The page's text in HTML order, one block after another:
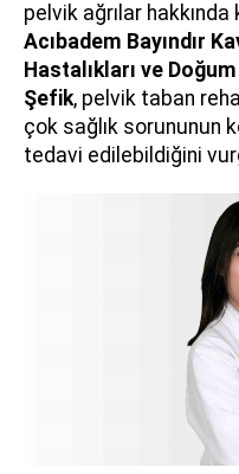
pelvik ağrılar
Acıbadem Bayındır
Hastalıkları ve Doğum
Şefik, pelvik taban
çok sağlık sorununun
tedavi edilebildiğini